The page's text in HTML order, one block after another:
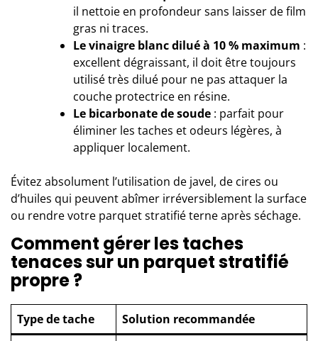
il nettoie en profondeur sans laisser de film
gras ni traces.
Le vinaigre blanc dilué à 10 % maximum :
excellent dégraissant, il doit être toujours
utilisé très dilué pour ne pas attaquer la
couche protectrice en résine.
Le bicarbonate de soude : parfait pour
éliminer les taches et odeurs légères, à
appliquer localement.
Évitez absolument l’utilisation de javel, de cires ou
d’huiles qui peuvent abîmer irréversiblement la surface
ou rendre votre parquet stratifié terne après séchage.
Comment gérer les taches
tenaces sur un parquet stratifié
propre ?
Type de tache
Solution recommandée